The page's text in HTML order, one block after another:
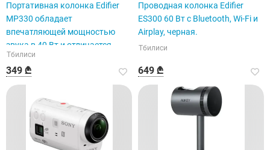
Портативная колонка Edifier
MP330 обладает
впечатляющей мощностью
звука в 40 Вт и отличается
изысканным дизайном.
Тбилиси
349 ₾
Проводная колонка Edifier
ES300 60 Вт с Bluetooth, Wi-Fi и
Airplay, черная.
Тбилиси
649 ₾